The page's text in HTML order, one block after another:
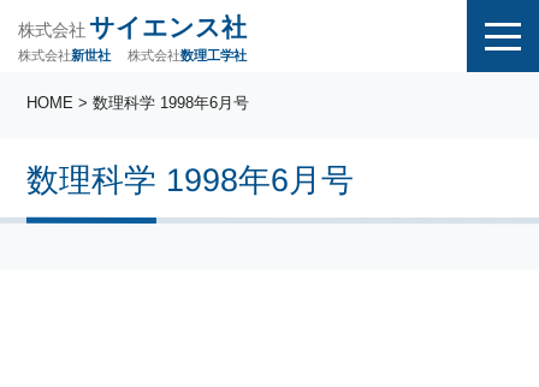
株式会社 サイエンス社
株式会社新世社 株式会社数理工学社
数理科学 1998年6月号
HOME > 数理科学 1998年6月号